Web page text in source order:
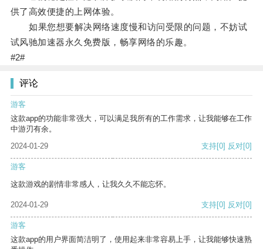
供了高效便捷的上网体验。
如果您想要解决网络速度慢和访问受限的问题，不妨试
试风驰加速器永久免费版，畅享网络的乐趣。
#2#
评论
游客
这款app的功能非常强大，可以满足我所有的工作需求，让我能够在工作
中游刃有余。
2024-01-29
支持[0] 反对[0]
游客
这款游戏的剧情非常感人，让我久久不能忘怀。
2024-01-29 支持[0] 反对[0]
游客
这款app的用户界面简洁明了，使用起来非常容易上手，让我能够快速熟